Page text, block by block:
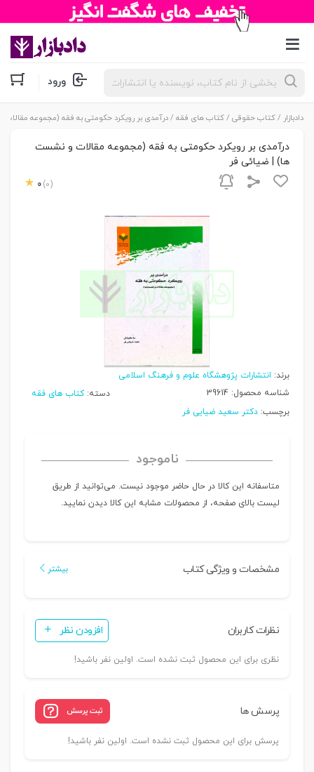
جستجوی
محصولات ورود
دادبازار /کتاب حقوقی /کتاب های فقه / درآمدی بر رویکرد حکومتی به فقه (مجموعه
درآمدی بر رویکرد حکومتی به فقه (مجموعه مقالات و نشست
ها) | ضیائی فر
0 (0)
برند: انتشارات پژوهشگاه علوم و فرهنگ اسلامی
شناسه محصول: 39614 دسته:کتاب های فقه
برچسب: دکتر سعید ضیایی فر
ناموجود
متاسفانه این کالا در حال حاضر موجود نیست. می‌توانید از طریق
لیست بالای صفحه، از محصولات مشابه این کالا دیدن نمایید.
مشخصات و ویژگی کتاب بیشتر
نظرات کاربران افزودن نظر
نظری برای این محصول ثبت نشده است. اولین نفر باشید!
پرسش ها ثبت پرسش
پرسش برای این محصول ثبت نشده است. اولین نفر باشید!